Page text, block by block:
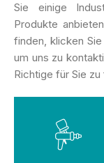
Sie einige
Produkte
finden, klicken
um uns zu
Richtige für Sie zu
anzeigen